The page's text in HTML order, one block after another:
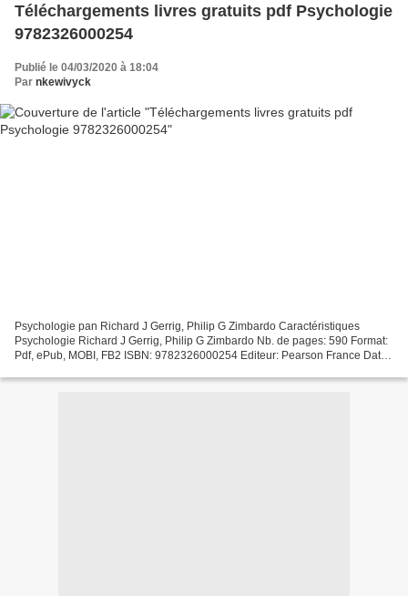
Téléchargements livres gratuits pdf Psychologie
9782326000254
Publié le 04/03/2020 à 18:04
Par nkewivyck
Psychologie pan Richard J Gerrig, Philip G Zimbardo Caractéristiques
Psychologie Richard J Gerrig, Philip G Zimbardo Nb. de pages: 590 Format:
Pdf, ePub, MOBI, FB2 ISBN: 9782326000254 Editeur: Pearson France Date